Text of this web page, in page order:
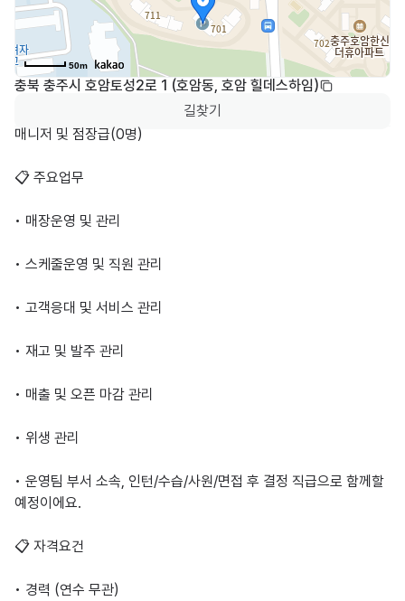
50m
충북 충주시 호암토성2로 1 (호암동, 호암 힐데스하임)
길찾기
매니저 및 점장급(0명)
📋 주요업무
• 매장운영 및 관리
• 스케줄운영 및 직원 관리
• 고객응대 및 서비스 관리
• 재고 및 발주 관리
• 매출 및 오픈 마감 관리
• 위생 관리
• 운영팀 부서 소속, 인턴/수습/사원/면접 후 결정 직급으로 함께할
예정이에요.
📋 자격요건
• 경력 (연수 무관)